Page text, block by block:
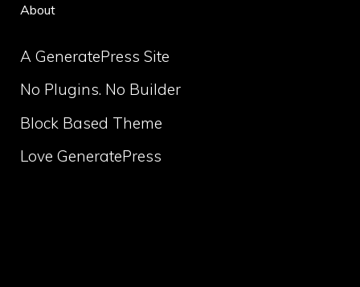
About
A GeneratePress Site
No Plugins. No Builder
Block Based Theme
Love GeneratePress